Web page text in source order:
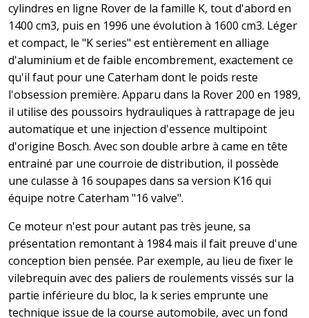
cylindres en ligne Rover de la famille K, tout d'abord en
1400 cm3, puis en 1996 une évolution à 1600 cm3. Léger
et compact, le "K series" est entièrement en alliage
d'aluminium et de faible encombrement, exactement ce
qu'il faut pour une Caterham dont le poids reste
l'obsession première. Apparu dans la Rover 200 en 1989,
il utilise des poussoirs hydrauliques à rattrapage de jeu
automatique et une injection d'essence multipoint
d'origine Bosch. Avec son double arbre à came en tête
entrainé par une courroie de distribution, il possède
une culasse à 16 soupapes dans sa version K16 qui
équipe notre Caterham "16 valve".
Ce moteur n'est pour autant pas très jeune, sa
présentation remontant à 1984 mais il fait preuve d'une
conception bien pensée. Par exemple, au lieu de fixer le
vilebrequin avec des paliers de roulements vissés sur la
partie inférieure du bloc, la k series emprunte une
technique issue de la course automobile, avec un fond